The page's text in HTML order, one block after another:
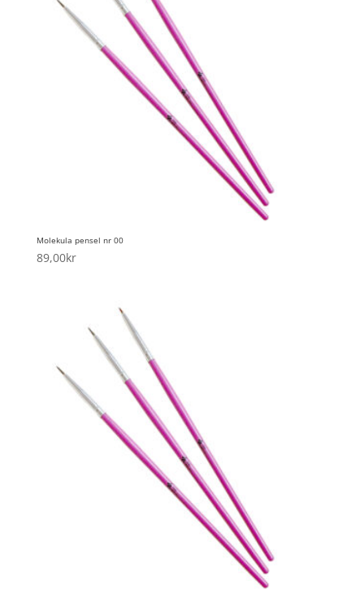
Molekula pensel nr 00
89,00kr